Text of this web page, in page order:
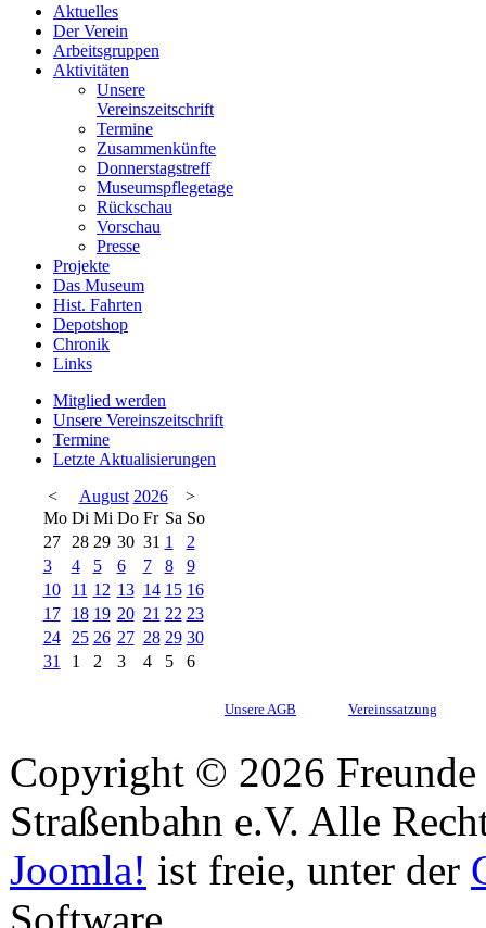
Aktuelles
Der Verein
Arbeitsgruppen
Aktivitäten
Unsere
Vereinszeitschrift
Termine
Zusammenkünfte
Donnerstagstreff
Museumspflegetage
Rückschau
Vorschau
Presse
Projekte
Das Museum
Hist. Fahrten
Depotshop
Chronik
Links
Mitglied werden
Unsere Vereinszeitschrift
Termine
Letzte Aktualisierungen
<
August 2026
>
Mo Di Mi Do Fr Sa So
27
28 29 30 31 1
2
3
4 5 6 7 8
9
10
11 12 13 14 15 16
17
18 19 20 21 22 23
24
25 26 27 28 29 30
31
1 2 3 4 5 6
Unsere AGB Vereinssatzung
Copyright © 2026
Straßenbahn e.V. Alle
Joomla! ist freie, unter der
Software.